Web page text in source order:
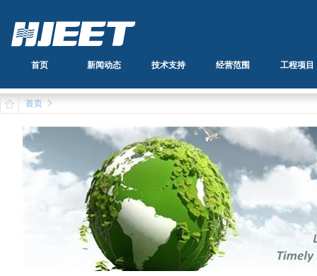
首页 新闻动态 技术支持 经营范围 工程项目
首页